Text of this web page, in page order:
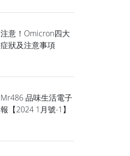
注意！Omicron四大
症狀及注意事項
Mr486 品味生活電子
報【2024 1月號-1】